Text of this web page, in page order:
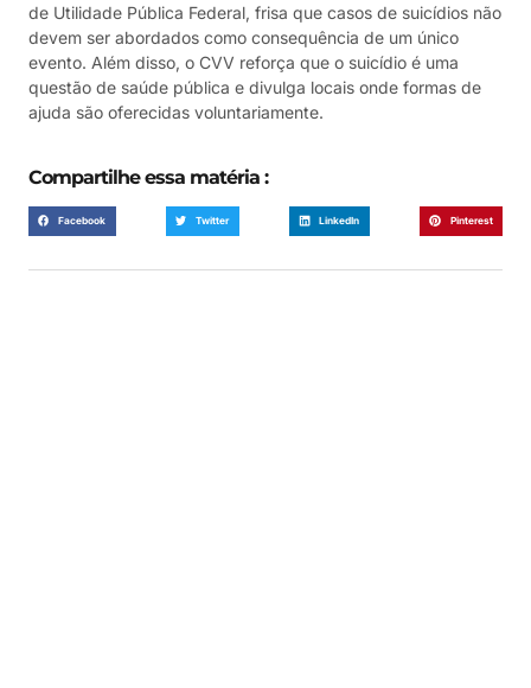
de Utilidade Pública Federal, frisa que casos de suicídios não
devem ser abordados como consequência de um único
evento. Além disso, o CVV reforça que o suicídio é uma
questão de saúde pública e divulga locais onde formas de
ajuda são oferecidas voluntariamente.
Compartilhe essa matéria :
Facebook Twitter LinkedIn Pinterest